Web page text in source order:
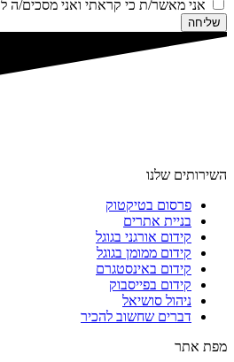
אני מאשר/ת כי קראתי ואני מסכים/ה ל
שליחה
השירותים שלנו
פרסום בטיקטוק
בניית אתרים
קידום אורגני בגוגל
קידום ממומן בגוגל
קידום באינסטגרם
קידום בפייסבוק
ניהול סושיאל
דברים שחשוב להכיר
מפת אתר